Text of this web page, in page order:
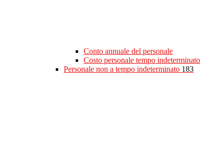
Conto annuale del personale
Costo personale tempo indeterminato
Personale non a tempo indeterminato 183